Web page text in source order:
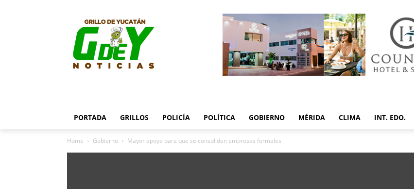
PORTADA GRILLOS POLICÍA POLÍTICA GOBIERNO MÉRIDA CLIMA INT. EDO.
Home Gobierno Mayor apoya para que se consoliden empresas formales